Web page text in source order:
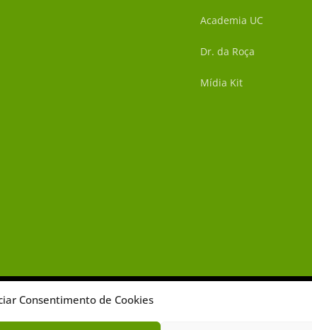
Consentimento de Cookies
Academia UC
Dr. da Roça
Mídia Kit